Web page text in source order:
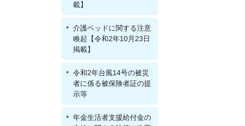
載】
介護ベッドに関する注意
喚起【令和2年10月23日
掲載】
令和2年台風14号の被災
者に係る被保険者証の提
示等
年金生活者支援給付金の